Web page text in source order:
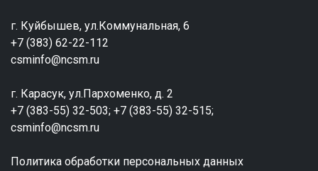
г. Куйбышев, ул.Коммунальная, 6
+7 (383) 62-22-112
csminfo@ncsm.ru
г. Карасук, ул.Пархоменко, д. 2
+7 (383-55) 32-503; +7 (383-55) 32-515;
csminfo@ncsm.ru
Политика обработки персональных данных